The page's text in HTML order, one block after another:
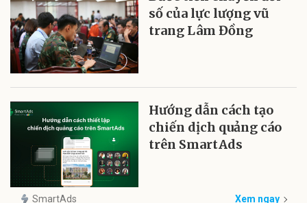
số của lực lượng vũ
trang Lâm Đồng
Hướng dẫn cách tạo
chiến dịch quảng cáo
trên SmartAds
SmartAds Xem ngay